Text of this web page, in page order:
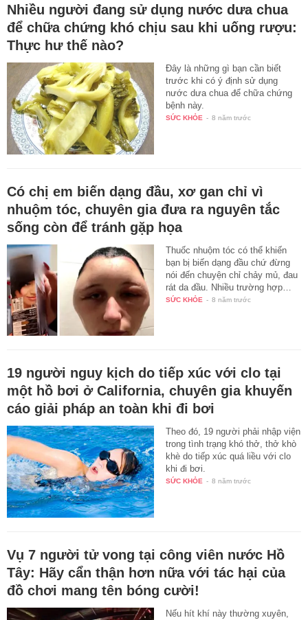
Nhiều người đang sử dụng nước dưa chua
để chữa chứng khó chịu sau khi uống rượu:
Thực hư thế nào?
Đây là những gì bạn cần biết
trước khi có ý định sử dụng
nước dưa chua để chữa chứng
bệnh này.
SỨC KHỎE - 8 năm trước
Có chị em biến dạng đầu, xơ gan chỉ vì
nhuộm tóc, chuyên gia đưa ra nguyên tắc
sống còn để tránh gặp họa
Thuốc nhuộm tóc có thể khiến
bạn bị biến dạng đầu chứ đừng
nói đến chuyện chỉ chảy mủ, đau
rát da đầu. Nhiều trường hợp…
SỨC KHỎE - 8 năm trước
19 người nguy kịch do tiếp xúc với clo tại
một hồ bơi ở California, chuyên gia khuyến
cáo giải pháp an toàn khi đi bơi
Theo đó, 19 người phải nhập viện
trong tình trạng khó thở, thở khò
khè do tiếp xúc quá liều với clo
khi đi bơi.
SỨC KHỎE - 8 năm trước
Vụ 7 người tử vong tại công viên nước Hồ
Tây: Hãy cẩn thận hơn nữa với tác hại của
đồ chơi mang tên bóng cười!
Nếu hít khí này thường xuyên,